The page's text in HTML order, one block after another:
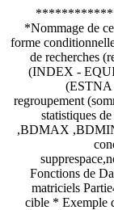
*Nommage de
forme
de recherches
(INDEX -
regroupement
statistiques
,BDMAX
Fonctions de
matriciels
cible * Exemple